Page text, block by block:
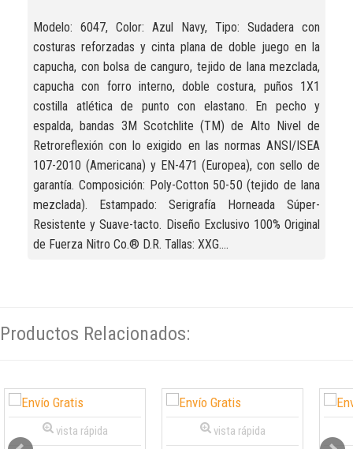
Modelo: 6047, Color: Azul Navy, Tipo: Sudadera con
costuras reforzadas y cinta plana de doble juego en la
capucha, con bolsa de canguro, tejido de lana mezclada,
capucha con forro interno, doble costura, puños 1X1
costilla atlética de punto con elastano. En pecho y
espalda, bandas 3M Scotchlite (TM) de Alto Nivel de
Retroreflexión con lo exigido en las normas ANSI/ISEA
107-2010 (Americana) y EN-471 (Europea), con sello de
garantía. Composición: Poly-Cotton 50-50 (tejido de lana
mezclada). Estampado: Serigrafía Horneada Súper-
Resistente y Suave-tacto. Diseño Exclusivo 100% Original
de Fuerza Nitro Co.® D.R. Tallas: XXG....
Productos Relacionados:
vista rápida vista rápida